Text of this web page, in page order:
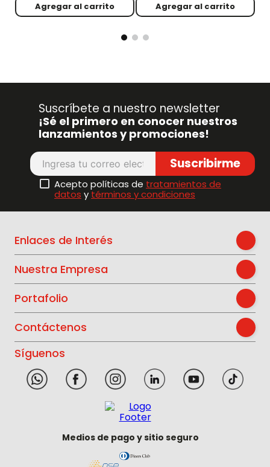
Agregar al carrito Agregar al carrito
Suscríbete a nuestro newsletter
¡Sé el primero en conocer nuestros
lanzamientos y promociones!
Suscribirme
Acepto políticas de tratamientos de
datos y términos y condiciones
Enlaces de Interés
Nuestra Empresa
Portafolio
Contáctenos
Síguenos
Medios de pago y sitio seguro